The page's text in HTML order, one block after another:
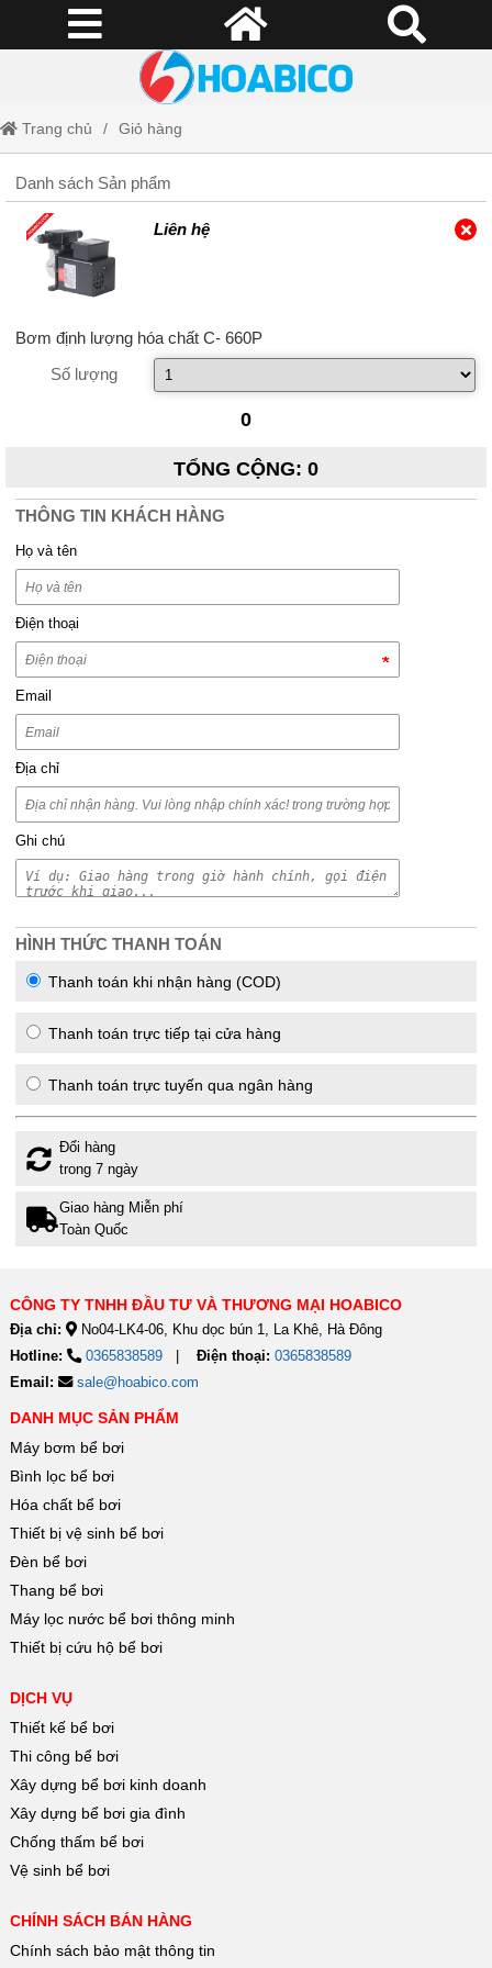
Trang chủ Giỏ hàng
Danh sách Sản phẩm
Liên hệ
Bơm định lượng hóa chất C- 660P
Số lượng
0
TỔNG CỘNG: 0
THÔNG TIN KHÁCH HÀNG
Họ và tên
Điện thoại
Email
Địa chỉ
Ghi chú
HÌNH THỨC THANH TOÁN
Thanh toán khi nhận hàng (COD)
Thanh toán trực tiếp tại cửa hàng
Thanh toán trực tuyến qua ngân hàng
Đổi hàng
trong 7 ngày
Giao hàng Miễn phí
Toàn Quốc
CÔNG TY TNHH ĐẦU TƯ VÀ THƯƠNG MẠI HOABICO
Địa chỉ:
No04-LK4-06, Khu dọc bún 1, La Khê, Hà Đông
Hotline:
0365838589 Điện thoại: 0365838589
Email:
sale@hoabico.com
DANH MỤC SẢN PHẨM
Máy bơm bể bơi
Bình lọc bể bơi
Hóa chất bể bơi
Thiết bị vệ sinh bể bơi
Đèn bể bơi
Thang bể bơi
Máy lọc nước bể bơi thông minh
Thiết bị cứu hộ bể bơi
DỊCH VỤ
Thiết kế bể bơi
Thi công bể bơi
Xây dựng bể bơi kinh doanh
Xây dựng bể bơi gia đình
Chống thấm bể bơi
Vệ sinh bể bơi
CHÍNH SÁCH BÁN HÀNG
Chính sách bảo mật thông tin